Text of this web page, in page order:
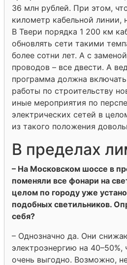
36 млн рублей. При этом,
километр кабельной линии,
В Твери порядка 1 200 км
обновлять сети такими
более сотни лет. А с
проводов – все двести. А
программа должна
работы по строительству
иные мероприятия по
электрических сетей в
из такого положения
В пределах
– На Московском шоссе в
поменяли все фонари на
целом по городу уже
подобных светильников.
себя?
– Однозначно да. Они
электроэнергию на 40–50%,
очень выгодно. Возможно,